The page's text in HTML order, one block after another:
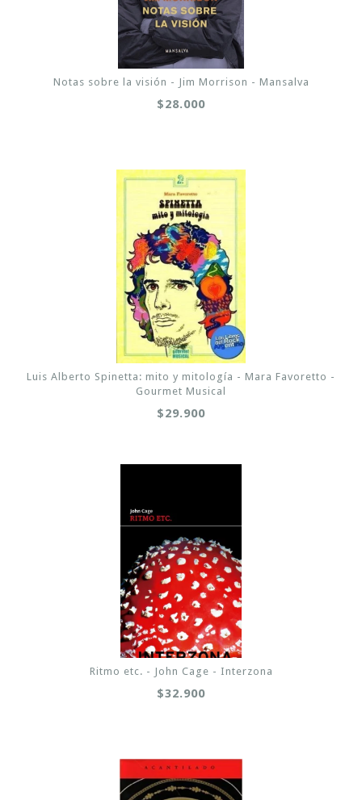
Notas sobre la visión - Jim Morrison - Mansalva
$28.000
Luis Alberto Spinetta: mito y mitología - Mara Favoretto -
Gourmet Musical
$29.900
Ritmo etc. - John Cage - Interzona
$32.900